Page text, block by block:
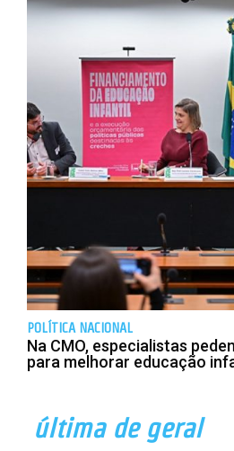
POLÍTICA NACIONAL
Na CMO, especialistas
para melhorar educação
última de geral